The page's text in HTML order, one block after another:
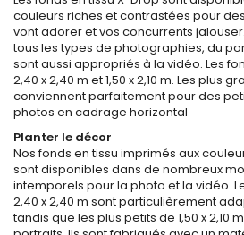
couleurs riches et contrastées pour
vont adorer et vos concurrents
tous les types de photographies, du
sont aussi appropriés à la vidéo. Les
2,40 x 2,40 m et 1,50 x 2,10 m. Les plus
conviennent parfaitement pour des
photos en cadrage horizontal
Planter le décor
Nos fonds en tissu imprimés aux
sont disponibles dans de nombreux
intemporels pour la photo et la vidéo.
2,40 x 2,40 m sont particulièrement
tandis que les plus petits de 1,50 x 2,10